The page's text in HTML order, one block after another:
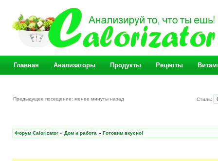
Главная Анализаторы Продукты Рецепты
Предыдущее посещение: менее минуты назад Стиль:
Форум Calorizator » Дом и работа » Готовим вкусно!